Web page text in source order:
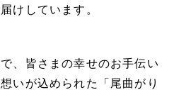
けしています。
、皆さまの幸せのお手伝い
いが込められた「尾曲がり